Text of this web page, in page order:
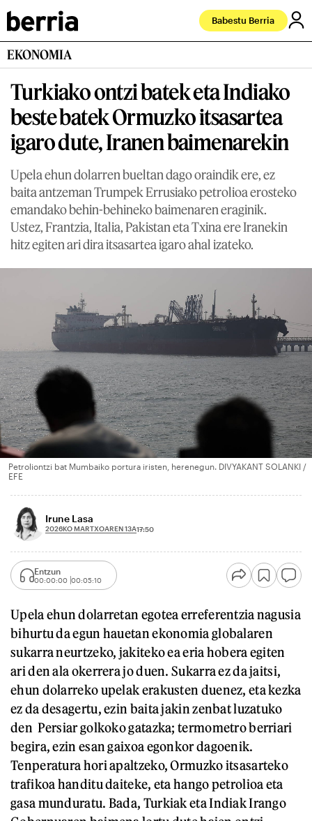
Babestu Berria
EKONOMIA
Turkiako ontzi batek eta Indiako
beste batek Ormuzko itsasartea
igaro dute, Iranen baimenarekin
Upela ehun dolarren bueltan dago oraindik ere, ez
baita antzeman Trumpek Errusiako petrolioa erosteko
emandako behin-behineko baimenaren eraginik.
Ustez, Frantzia, Italia, Pakistan eta Txina ere Iranekin
hitz egiten ari dira itsasartea igaro ahal izateko.
Petroliontzi bat Mumbaiko portura iristen, herenegun. DIVYAKANT SOLANKI /
EFE
Irune Lasa
2026KO MARTXOAREN 13A17:50
Entzun
00:00:00 00:05:10
Upela ehun dolarretan egotea erreferentzia nagusia
bihurtu da egun hauetan ekonomia globalaren
sukarra neurtzeko, jakiteko ea eria hobera egiten
ari den ala okerrera jo duen. Sukarra ez da jaitsi,
ehun dolarreko upelak erakusten duenez, eta kezka
ez da desagertu, ezin baita jakin zenbat luzatuko
den Persiar golkoko gatazka; termometro berriari
begira, ezin esan gaixoa egonkor dagoenik.
Tenperatura hori apaltzeko, Ormuzko itsasarteko
trafikoa handitu daiteke, eta hango petrolioa eta
gasa munduratu. Bada, Turkiak eta Indiak Irango